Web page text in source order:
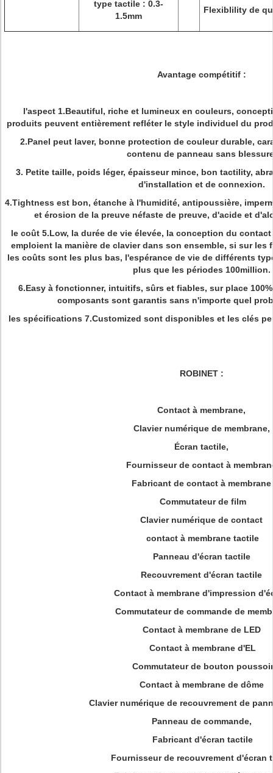
type tactile : 0.3-
1.5mm
Flexiblility de
Avantage compétitif :
l'aspect 1.Beautiful, riche et lumineux en couleurs,
produits peuvent entièrement refléter le style individuel du
2.Panel peut laver, bonne protection de couleur durable,
contenu de panneau sans
3. Petite taille, poids léger, épaisseur mince, bon tactility,
d'installation et de connexion.
4.Tightness est bon, étanche à l'humidité, antipoussière,
et érosion de la preuve néfaste de preuve, d'acide et
le coût 5.Low, la durée de vie élevée, la conception du
emploient la manière de clavier dans son ensemble, si sur les
les coûts sont les plus bas, l'espérance de vie de différents
plus que les périodes 100million.
6.Easy à fonctionner, intuitifs, sûrs et fiables, sur place
composants sont garantis sans n'importe quel
les spécifications 7.Customized sont disponibles et les clés
ROBINET :
Contact à membrane,
Clavier numérique de membrane,
Écran tactile,
Fournisseur de contact à
Fabricant de contact à membrane
Commutateur de film
Clavier numérique de contact
contact à membrane tactile
Panneau d'écran tactile
Recouvrement d'écran tactile
Contact à membrane d'impression
Commutateur de commande de
Contact à membrane de LED
Contact à membrane d'EL
Commutateur de bouton poussoir
Contact à membrane de dôme
Clavier numérique de recouvrement de
Panneau de commande,
Fabricant d'écran tactile
Fournisseur de recouvrement d'écran